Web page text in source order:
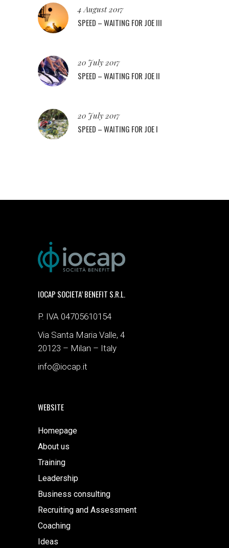
4 August 2017
SPEED – WAITING FOR JOE III
20 July 2017
SPEED – WAITING FOR JOE II
20 July 2017
SPEED – WAITING FOR JOE I
IOCAP SOCIETA’ BENEFIT S.R.L.
P. IVA 04705610154
Via Santa Maria Valle, 4
20123 – Milan – Italy
info@iocap.it
WEBSITE
Homepage
About us
Training
Leadership
Business consulting
Recruiting and Assessment
Coaching
Ideas